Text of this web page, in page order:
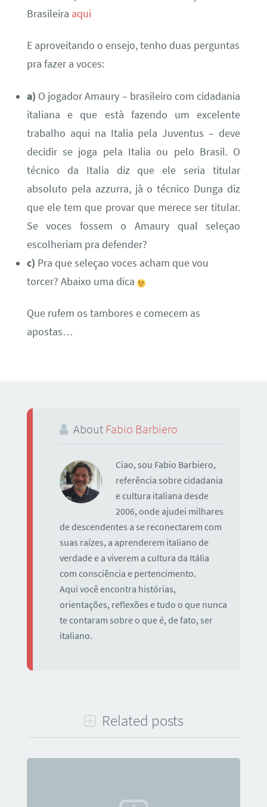
Brasileira aqui
E aproveitando o ensejo, tenho duas perguntas
pra fazer a voces:
a) O jogador Amaury – brasileiro com cidadania
italiana e que està fazendo um excelente
trabalho aqui na Italia pela Juventus – deve
decidir se joga pela Italia ou pelo Brasil. O
técnico da Italia diz que ele seria titular
absoluto pela azzurra, jà o técnico Dunga diz
que ele tem que provar que merece ser titular.
Se voces fossem o Amaury qual seleçao
escolheriam pra defender?
c) Pra que seleçao voces acham que vou
torcer? Abaixo uma dica
Que rufem os tambores e comecem as
apostas…
About Fabio Barbiero
Ciao, sou Fabio Barbiero,
referência sobre cidadania
e cultura italiana desde
2006, onde ajudei milhares
de descendentes a se reconectarem com
suas raízes, a aprenderem italiano de
verdade e a viverem a cultura da Itália
com consciência e pertencimento.
Aqui você encontra histórias,
orientações, reflexões e tudo o que nunca
te contaram sobre o que é, de fato, ser
italiano.
Related posts